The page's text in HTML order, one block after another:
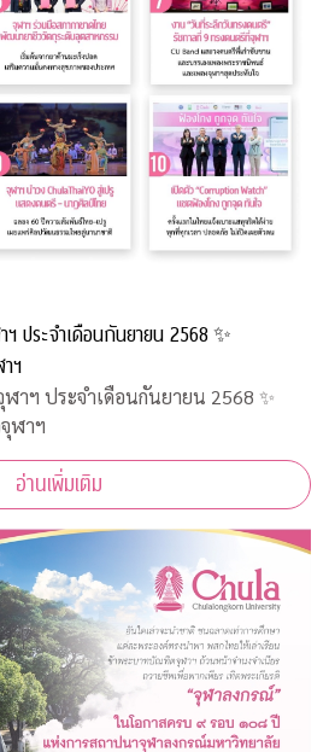
ฯ ประจำเดือนกันยายน 2568 ✨
ฯ
ฬาฯ ประจำเดือนกันยายน 2568 ✨
ฬาฯ
อ่านเพิ่มเติม